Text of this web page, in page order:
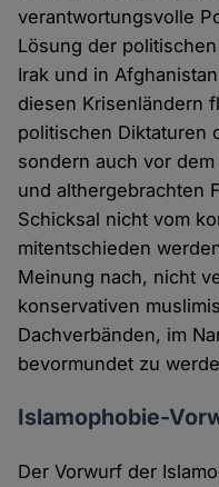
verantwortungsvolle
Lösung der
Irak und in
diesen Krisenländern
politischen Diktaturen
sondern auch vor
und althergebrachten
Schicksal nicht vom
mitentschieden
Meinung nach, nicht
konservativen
Dachverbänden, im
bevormundet zu
Islamophobie-
Der Vorwurf der